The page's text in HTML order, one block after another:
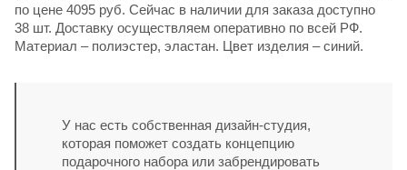
по цене 4095 руб. Сейчас в наличии для заказа доступно
38 шт. Доставку осуществляем оперативно по всей РФ.
Материал – полиэстер, эластан. Цвет изделия – синий.
У нас есть собственная дизайн-студия,
которая поможет создать концепцию
подарочного набора или забрендировать